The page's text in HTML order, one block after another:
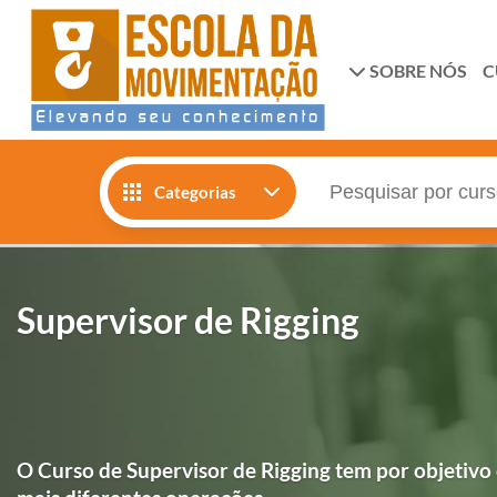
SOBRE NÓS
Categorias
Supervisor de Rigging
O Curso de Supervisor de Rigging tem por